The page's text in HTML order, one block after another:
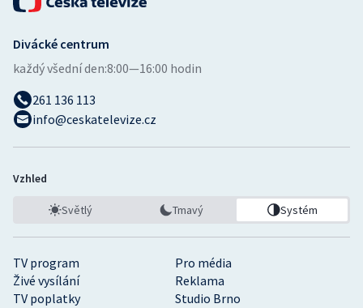
TV program
Pro média
Živé vysílání
Reklama
TV poplatky
Studio Brno
Divácké centrum
každý všední den:8:00—16:00 hodin
261 136 113
info@ceskatelevize.cz
Vzhled
Světlý Tmavý Systém